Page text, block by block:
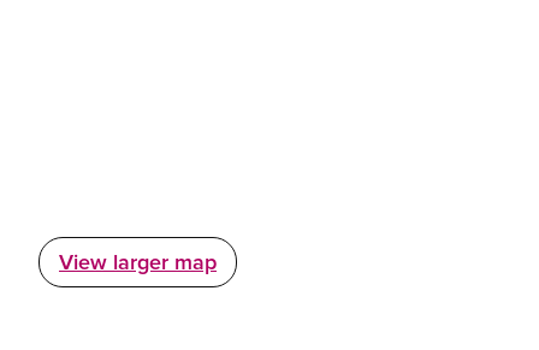
View larger map